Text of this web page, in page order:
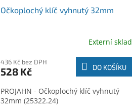
Očkoplochý klíč vyhnutý 32mm
Externí sklad
436 Kč bez DPH
528 Kč DO KOŠÍKU
PROJAHN - Očkoplochý klíč vyhnutý
32mm (25322.24)